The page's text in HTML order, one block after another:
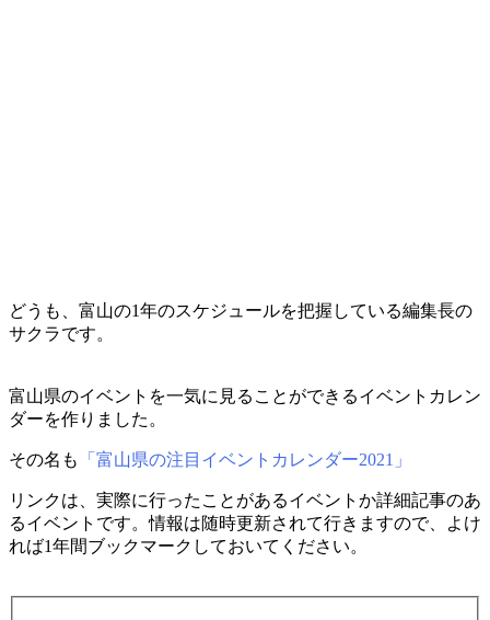
どうも、富山の1年のスケジュールを把握している編集長の
サクラです。
富山県のイベントを一気に見ることができるイベントカレン
ダーを作りました。
その名も 「富山県の注目イベントカレンダー2021」
リンクは、実際に行ったことがあるイベントか詳細記事のあ
るイベントです。情報は随時更新されて行きますので、よけ
れば1年間ブックマークしておいてください。